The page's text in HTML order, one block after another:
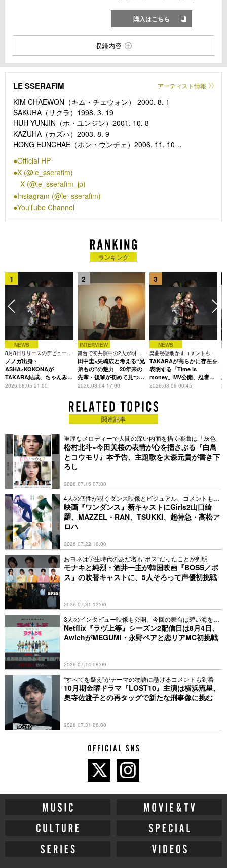
購入はこちら
収録内容
LE SSERAFIM アーティスト情報
KIM CHAEWON（キム・チェウォン） 2000. 8. 1
SAKURA（サクラ）1998. 3. 19
HUH YUNJIN（ホ・ユンジン）2001. 10. 8
KAZUHA（カズハ）2003. 8. 9
HONG EUNCHAE（ホン・ウンチェ）2006. 11. 10
KIM CHAEWON、SAKURA、HUH YUNJIN、KAZUHA、HONG
EUNCHAEからなる5人組で、BTSなどのグローバルアーティス
トを多数輩出するHYBE MUSIC GROUPレーベルである
SOURCE MUSICが手掛けるガールグループ。2022年5月に1st
Mini Album 'FEARLESS'でデビュー。同年10月には2nd Mini
Album 'ANTIFRAGILE'をリリースし、ミリオンセラーを達成。
ュー1年足らずで「第73回NHK紅白歌合戦」に初出場を果たし
2023年1月には日本1stシングル 'FEARLESS'で日本デビュー。
同作品は日本レコード協会のダブル・プラチナ認定(2023年2
月)を受け、海外女性グループおよびK-POPグループの日本デ
ビューシングルとしては、日本レコード協会の現基準認定上初
となる偉業を成し遂げた。同年5月には1st Studio Album
'UNFORGIVEN'をリリースし、初週販売枚数125万枚でK-POP
ガールグループ史上デビュー後最短期間で初動ミリオンセラー
を達成。同年8月には、日本2ndシングル 'UNFORGIVEN'をリ
リースし、同月よりソウル公演を皮切りにLE SSERAFIM初の
単独ツアーも敢行。日本公演『2023 LE SSERAFIM TOUR
‘FLAME RISES’ IN JAPAN』は3都市6公演で盛況裏に開催され
た。更に同年10月には、自身初の英語デジタルシングル
「Perfect Night」をリリース。米国Billboard「バブリングアン
ダーホット100」に20位で自身初チャートインを果たしただけ
でなく、「グローバル(米国を除く)」(2024/5/18付)で28週連続
チャートインし、主流ポップ市場で大きな人気を集めた。そし
て、2023年12月31日には「第74回NHK紅白歌合戦」に出場
し、2年連続出場を果たした。
2024年2月には3rd Mini Album 'EASY'をリリースし、3作連続
ミリオンセラーを達成。タイトル曲「EASY」がBillboard「Hot
100」(3月9日付)で自身初のチャートインを果たし、大きな話
題を呼んだ。同年5月～7月には、ソウルを皮切りに日本4都市9
公演を含むファンミーティング『LE SSERAFIM FAN
MEETING ‘FEARNADA’ 2024 S/S』を盛況裏に開催。8月に
は、4th Mini Album 'CRAZY'をリリースし、タイトル曲
「CRAZY」が米国Billboardのメインソングチャート「Hot
100」に76位(9月14日付)、88位(9月21日付)で2週連続チャー
トインしただけでなく、米国Billboardと共に世界2大ポップチ
ャートに挙げられる英国オフィシャルシングルチャートに2週
連続でチャートインするなど、数々の「キャリアハイ」を達
成。更に、9月には米国4大大衆音楽授賞式に挙げられる
「2024 MTV Video Music Awards」で「PUSH Performance of
the Year」を受賞。米国に続いてヨーロッパ最大の音楽授賞式
「2024 MTV Europe Music Awards」でも、パフォーマーとし
て単独ステージを披露しただけでなく、K-POPガールグループ
で初めて「Best PUSH」を受賞するという歴史的な快挙を成し
遂げた。年末には、約1年4ヵ月ぶりの日本音盤である日本3rd
シングル 'CRAZY'をリリース。更に、日本を代表する年末音楽
授賞式「日本レコード大賞」においてK-POPガールグループで
初めて「特別国際音楽賞」を受賞し、K-POP史のみならず日本
の音楽史に名を残す偉業を成し遂げただけでなく、「第66回
輝く！日本レコード大賞」初出演、デビュー初年度から3年連
続で「第75回NHK紅白歌合戦」に出場するなど、韓国はもちろ
ん、日本や欧米諸国でも大きな人気とトップガールグループと
しての実力を証明した。
'CRAZY'に続く3部作の最終章として、5th Mini Album 'HOT'を
リリース。イギリスの有名バンドJungle(ジャングル)や、
Blizzard Entertainmentによるチーム基盤の無料アクションゲー
ム「オーバーウォッチ 2」とのグローバルコラボレーションで
ワールドクラスの影響力を証明した。今年4月からは、韓国・
仁川公演を皮切りに、日本4都市9公演を含む初のワールドツア
中。9月からは北米地域での公演も予定されており、世界中で
Official HP
X (@le_sserafim)
X (@le_sserafim_jp)
Instagram (@le_sserafim)
YouTube Channel
ランキング
1
NEWS
8月8日リリースのデビュー曲
は「Time is money」
ノノガ出身・
ASHA×KOKONAが
TAKARA結成、ちゃんみな
主宰レーベル第2弾アーテ
2026.08.05 21:00
2
INTERVIEW
舞台で初共演中の2人が明か
す、今の自分をつくる恩人の
存在
田中圭×矢崎広と考える“兄
弟もの”の魅力 20年来の
先輩・後輩が初めて見つけ
た互いの共通点とは
2026.08.04 17:00
3
NEWS
楽曲秘話明かすコメントも到
着、1st EPも8月24日配信へ
TAKARAが高らかに存在を
表明する「Time is
money」MV公開、忍者と
花魁姿で世界観を体現
2026.08.09 00:45
関連記事
重厚なメロディーで人間の深い内面を描く楽曲は「灰色」
松村北斗×今田美桜の表情が心を揺さぶる『白鳥
とコウモリ』本予告、主題歌を大森元貴が書き下
ろし
2026.07.15 07:00
4人の個性が覗くダンス映像とビジュアル、コメントも到
着
映画『ワンダンス』新キャストにGirls2山口綺
羅、MAZZEL・RAN、TSUKKI、超特急・髙松ア
ロハ
2026.07.22 18:00
おヨネは学生時代のあだ名も“ボス”だったことが判明
モナキと純烈・酒井一圭が韓国映画『BOSS／ボ
ス』の吹替キャストに、5人そろって声優初挑戦
2026.07.31 12:00
3人のインタビュー映像も公開、今回の舞台は碧い海を臨
む沖縄
Netflix『ラヴ上等』シーズン2配信日は8月4日、
AwichがMEGUMI・永野ペアと恋リアMC初挑戦
2026.07.14 08:00
“すべてを疑え”がテーマの物語に懸けるコメントも到着
10月期金曜ドラマ『LOST10』主演は横浜流星、
奥寺佐渡子との再タッグで新たな刑事像に挑む
2026.07.31 06:00